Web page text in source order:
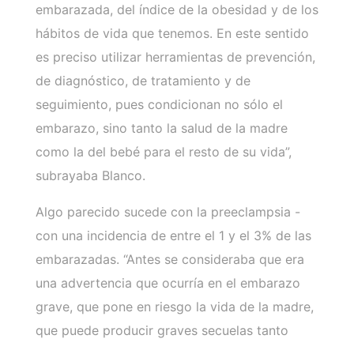
embarazada, del índice de la obesidad y de los
hábitos de vida que tenemos. En este sentido
es preciso utilizar herramientas de prevención,
de diagnóstico, de tratamiento y de
seguimiento, pues condicionan no sólo el
embarazo, sino tanto la salud de la madre
como la del bebé para el resto de su vida”,
subrayaba Blanco.
Algo parecido sucede con la preeclampsia -
con una incidencia de entre el 1 y el 3% de las
embarazadas. “Antes se consideraba que era
una advertencia que ocurría en el embarazo
grave, que pone en riesgo la vida de la madre,
que puede producir graves secuelas tanto